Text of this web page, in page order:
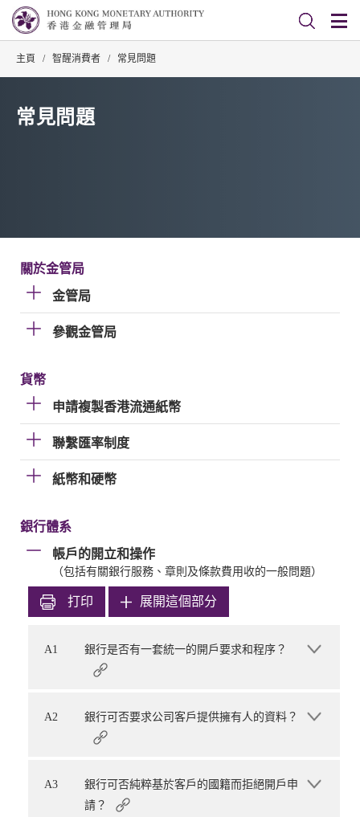
主頁 / 智醒消費者 / 常見問題
常見問題
關於金管局
金管局
參觀金管局
貨幣
申請複製香港流通紙幣
聯繫匯率制度
紙幣和硬幣
銀行體系
帳戶的開立和操作
（包括有關銀行服務、章則及條款費用收的一般問題）
打印 展開這個部分
A1 銀行是否有一套統一的開戶要求和程序？
A2 銀行可否要求公司客戶提供擁有人的資料？
A3
銀行可否純粹基於客戶的國籍而拒絕開戶申
請？